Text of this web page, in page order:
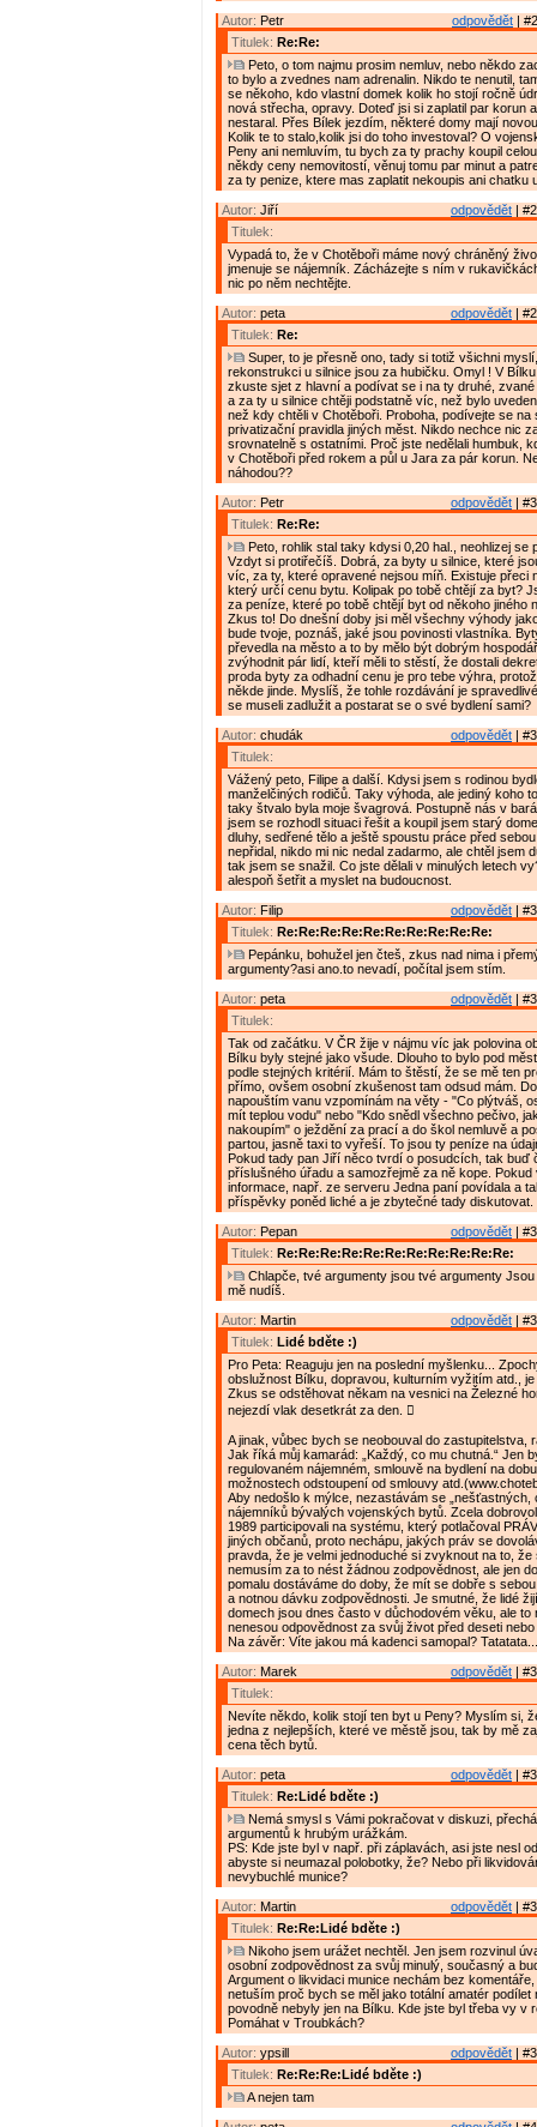
odpovědět |
Autor: Petr
Titulek: Re:Re:
Peto, o tom najmu prosim nemluv, nebo někdo
to bylo a zvednes nam adrenalin. Nikdo te nenutil,
se někoho, kdo vlastní domek kolik ho stojí ročně
nová střecha, opravy. Doteď jsi si zaplatil par korun
nestaral. Přes Bílek jezdím, některé domy mají
Kolik te to stalo,kolik jsi do toho investoval? O
Peny ani nemluvím, tu bych za ty prachy koupil
někdy ceny nemovitostí, věnuj tomu par minut a
za ty penize, ktere mas zaplatit nekoupis ani chatku
odpovědět |
Autor: Jiří
Titulek:
Vypadá to, že v Chotěboři máme nový chráněný
jmenuje se nájemník. Zácházejte s ním v
nic po něm nechtějte.
odpovědět |
Autor: peta
Titulek: Re:
Super, to je přesně ono, tady si totiž všichni
rekonstrukci u silnice jsou za hubičku. Omyl ! V
zkuste sjet z hlavní a podívat se i na ty druhé,
a za ty u silnice chtěji podstatně víc, než bylo
než kdy chtěli v Chotěboři. Proboha, podívejte se na
privatizační pravidla jiných měst. Nikdo nechce nic
srovnatelně s ostatními. Proč jste nedělali humbuk,
v Chotěboři před rokem a půl u Jara za pár korun.
náhodou??
odpovědět |
Autor: Petr
Titulek: Re:Re:
Peto, rohlik stal taky kdysi 0,20 hal., neohlizej se
Vzdyt si protiřečíš. Dobrá, za byty u silnice, které
víc, za ty, které opravené nejsou míň. Existuje přeci
který určí cenu bytu. Kolipak po tobě chtějí za byt?
za peníze, které po tobě chtějí byt od někoho jiného
Zkus to! Do dnešní doby jsi měl všechny výhody
bude tvoje, poznáš, jaké jsou povinosti vlastníka.
převedla na město a to by mělo být dobrým
zvýhodnit pár lidí, kteří měli to stěstí, že dostali
proda byty za odhadní cenu je pro tebe výhra,
někde jinde. Myslíš, že tohle rozdávání je
se museli zadlužit a postarat se o své bydlení sami?
odpovědět |
Autor: chudák
Titulek:
Vážený peto, Filipe a další. Kdysi jsem s rodinou
manželčiných rodičů. Taky výhoda, ale jediný koho
taky štvalo byla moje švagrová. Postupně nás v
jsem se rozhodl situaci řešit a koupil jsem starý
dluhy, sedřené tělo a ještě spoustu práce před
nepřidal, nikdo mi nic nedal zadarmo, ale chtěl jsem
tak jsem se snažil. Co jste dělali v minulých letech
alespoň šetřit a myslet na budoucnost.
odpovědět |
Autor: Filip
Titulek: Re:Re:Re:Re:Re:Re:Re:Re:Re:Re:
Pepánku, bohužel jen čteš, zkus nad nima i
argumenty?asi ano.to nevadí, počítal jsem stím.
odpovědět |
Autor: peta
Titulek:
Tak od začátku. V ČR žije v nájmu víc jak polovina
Bílku byly stejné jako všude. Dlouho to bylo pod
podle stejných kritérií. Mám to štěstí, že se mě ten
přímo, ovšem osobní zkušenost tam odsud mám.
napouštím vanu vzpomínám na věty - "Co plýtváš,
mít teplou vodu" nebo "Kdo snědl všechno pečivo,
nakoupím" o ježdění za prací a do škol nemluvě a
partou, jasně taxi to vyřeší. To jsou ty peníze na
Pokud tady pan Jiří něco tvrdí o posudcích, tak buď
příslušného úřadu a samozřejmě za ně kope. Pokud
informace, např. ze serveru Jedna paní povídala a
příspěvky poněd liché a je zbytečné tady diskutovat.
odpovědět |
Autor: Pepan
Titulek: Re:Re:Re:Re:Re:Re:Re:Re:Re:Re:Re:
Chlapče, tvé argumenty jsou tvé argumenty
mě nudíš.
odpovědět |
Autor: Martin
Titulek: Lidé bděte :)
Pro Peta: Reaguju jen na poslední myšlenku...
obslužnost Bílku, dopravou, kulturním vyžitím atd.,
Zkus se odstěhovat někam na vesnici na Železné
nejezdí vlak desetkrát za den. 
A jinak, vůbec bych se neobouval do zastupitelstva,
Jak říká můj kamarád: „Každý, co mu chutná.“ Jen
regulovaném nájemném, smlouvě na bydlení na
možnostech odstoupení od smlouvy
Aby nedošlo k mýlce, nezastávám se „nešťastných,
nájemníků bývalých vojenských bytů. Zcela
1989 participovali na systému, který potlačoval
jiných občanů, proto nechápu, jakých práv se
pravda, že je velmi jednoduché si zvyknout na to, že
nemusím za to nést žádnou zodpovědnost, ale jen
pomalu dostáváme do doby, že mít se dobře s
a notnou dávku zodpovědnosti. Je smutné, že lidé
domech jsou dnes často v důchodovém věku, ale to
nenesou odpovědnost za svůj život před deseti nebo
Na závěr: Víte jakou má kadenci samopal?
odpovědět |
Autor: Marek
Titulek:
Nevíte někdo, kolik stojí ten byt u Peny? Myslím si,
jedna z nejlepších, které ve městě jsou, tak by mě
cena těch bytů.
odpovědět |
Autor: peta
Titulek: Re:Lidé bděte :)
Nemá smysl s Vámi pokračovat v diskuzi,
argumentů k hrubým urážkám.
PS: Kde jste byl v např. při záplavách, asi jste nesl
abyste si neumazal polobotky, že? Nebo při
nevybuchlé munice?
odpovědět |
Autor: Martin
Titulek: Re:Re:Lidé bděte :)
Nikoho jsem urážet nechtěl. Jen jsem rozvinul
osobní zodpovědnost za svůj minulý, současný a
Argument o likvidaci munice nechám bez
netuším proč bych se měl jako totální amatér podílet
povodně nebyly jen na Bílku. Kde jste byl třeba vy v
Pomáhat v Troubkách?
odpovědět |
Autor: ypsill
Titulek: Re:Re:Re:Lidé bděte :)
A nejen tam